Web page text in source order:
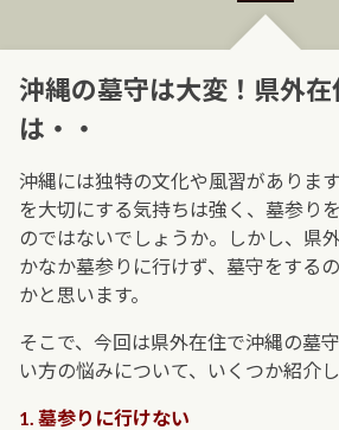
沖縄の墓守は大変！県外在
は・・
沖縄には独特の文化や風習がありま
を大切にする気持ちは強く、墓参り
のではないでしょうか。しかし、県
かなか墓参りに行けず、墓守をする
かと思います。
そこで、今回は県外在住で沖縄の墓
い方の悩みについて、いくつか紹介
1. 墓参りに行けない